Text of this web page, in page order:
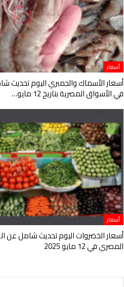
أسعار
أسعار الأسماك والجمبري اليوم تحديث
في الأسواق المصرية بتاريخ 12 مايو…
أسعار
أسعار الخضروات اليوم تحديث شامل عن
المصري في 12 مايو 2025